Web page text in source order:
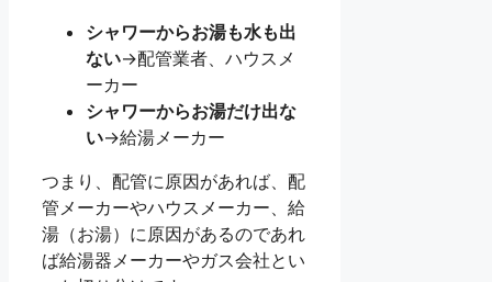
シャワーからお湯も水も出
ない→配管業者、ハウスメ
ーカー
シャワーからお湯だけ出な
い→給湯メーカー
つまり、配管に原因があれば、配
管メーカーやハウスメーカー、給
湯（お湯）に原因があるのであれ
ば給湯器メーカーやガス会社とい